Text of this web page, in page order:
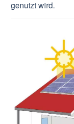
genutzt wird.